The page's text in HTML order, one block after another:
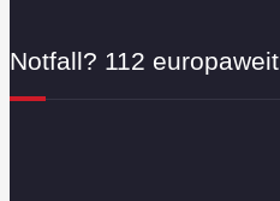
Notfall? 112 europaweit